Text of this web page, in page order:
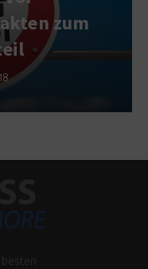
zum